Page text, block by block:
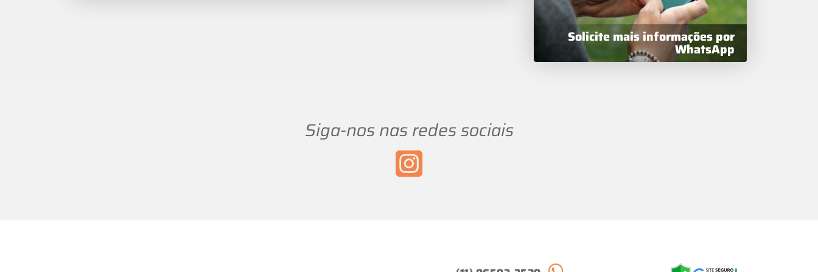
Solicite mais informações por
WhatsApp
Siga-nos nas redes sociais